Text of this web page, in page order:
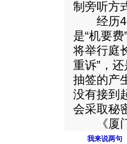
制旁听方
经历4个
是“机要
将举行庭
重诉”，
抽签的产
没有接到
会采取秘
《厦门
我来说两句